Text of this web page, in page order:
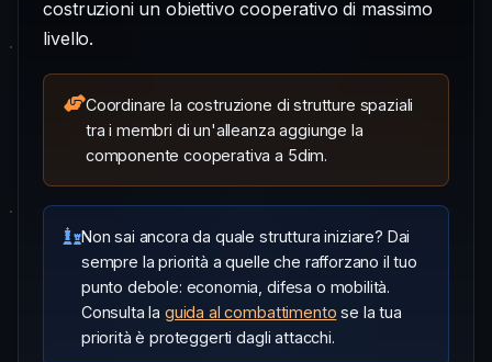
costruzioni un obiettivo cooperativo di massimo
livello.
Coordinare la costruzione di strutture spaziali
tra i membri di un'alleanza aggiunge la
componente cooperativa a 5dim.
Non sai ancora da quale struttura iniziare? Dai
sempre la priorità a quelle che rafforzano il tuo
punto debole: economia, difesa o mobilità.
Consulta la guida al combattimento se la tua
priorità è proteggerti dagli attacchi.